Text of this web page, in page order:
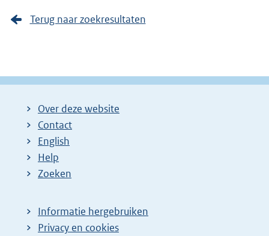
Terug naar zoekresultaten
Over deze website
Contact
English
Help
Zoeken
Informatie hergebruiken
Privacy en cookies